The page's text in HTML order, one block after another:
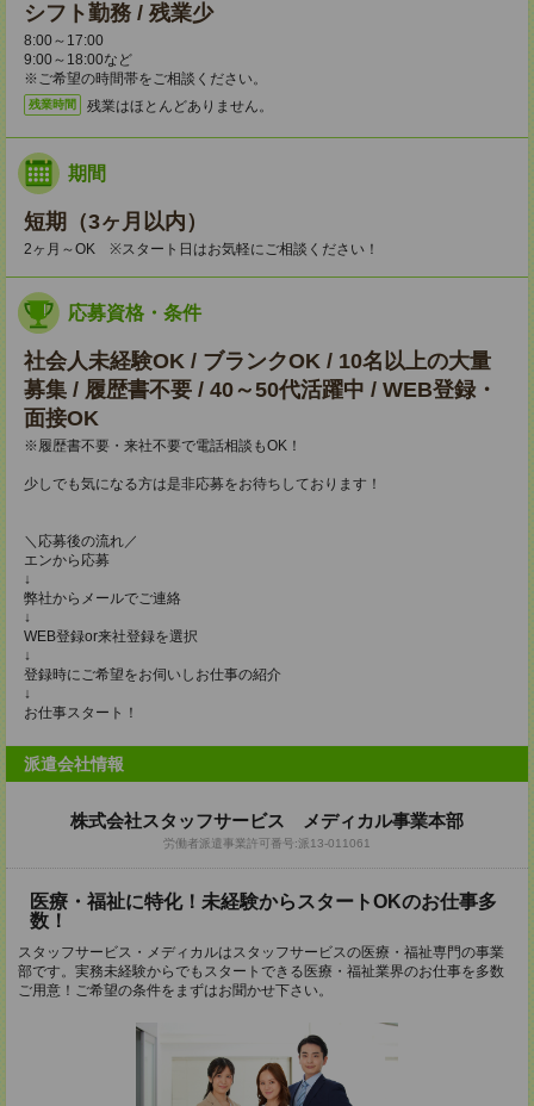
シフト勤務 / 残業少
8:00～17:00
9:00～18:00など
※ご希望の時間帯をご相談ください。
残業時間 残業はほとんどありません。
期間
短期（3ヶ月以内）
2ヶ月～OK ※スタート日はお気軽にご相談ください！
応募資格・条件
社会人未経験OK / ブランクOK / 10名以上の大量
募集 / 履歴書不要 / 40～50代活躍中 / WEB登録・
面接OK
※履歴書不要・来社不要で電話相談もOK！
少しでも気になる方は是非応募をお待ちしております！
＼応募後の流れ／
エンから応募
↓
弊社からメールでご連絡
↓
WEB登録or来社登録を選択
↓
登録時にご希望をお伺いしお仕事の紹介
↓
お仕事スタート！
派遣会社情報
株式会社スタッフサービス メディカル事業本部
労働者派遣事業許可番号:派13-011061
医療・福祉に特化！未経験からスタートOKのお仕事多
数！
スタッフサービス・メディカルはスタッフサービスの医療・福祉専門の事業
部です。実務未経験からでもスタートできる医療・福祉業界のお仕事を多数
ご用意！ご希望の条件をまずはお聞かせ下さい。